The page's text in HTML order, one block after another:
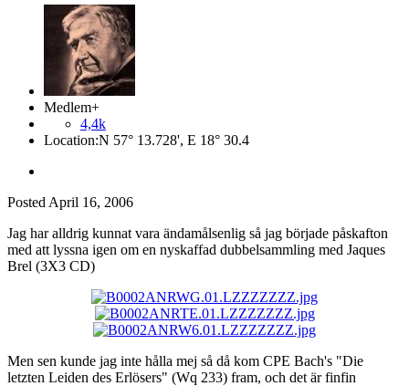
Medlem+
4,4k
Location:N 57° 13.728', E 18° 30.4
Posted April 16, 2006
Jag har alldrig kunnat vara ändamålsenlig så jag började påskafton
med att lyssna igen om en nyskaffad dubbelsammling med Jaques
Brel (3X3 CD)
Men sen kunde jag inte hålla mej så då kom CPE Bach's "Die
letzten Leiden des Erlösers" (Wq 233) fram, och det är finfin